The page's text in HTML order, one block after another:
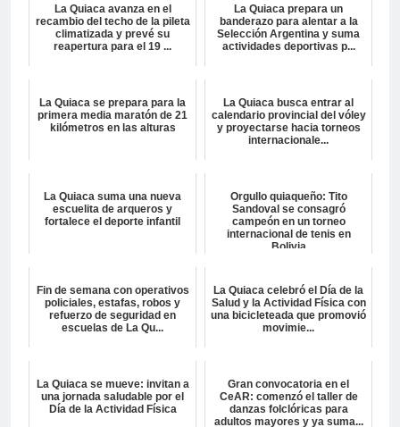
La Quiaca avanza en el
recambio del techo de la pileta
climatizada y prevé su
reapertura para el 19 ...
La Quiaca prepara un
banderazo para alentar a la
Selección Argentina y suma
actividades deportivas p...
La Quiaca se prepara para la
primera media maratón de 21
kilómetros en las alturas
La Quiaca busca entrar al
calendario provincial del vóley
y proyectarse hacia torneos
internacionale...
La Quiaca suma una nueva
escuelita de arqueros y
fortalece el deporte infantil
Orgullo quiaqueño: Tito
Sandoval se consagró
campeón en un torneo
internacional de tenis en
Bolivia
Fin de semana con operativos
policiales, estafas, robos y
refuerzo de seguridad en
escuelas de La Qu...
La Quiaca celebró el Día de la
Salud y la Actividad Física con
una bicicleteada que promovió
movimie...
La Quiaca se mueve: invitan a
una jornada saludable por el
Día de la Actividad Física
Gran convocatoria en el
CeAR: comenzó el taller de
danzas folclóricas para
adultos mayores y ya suma...